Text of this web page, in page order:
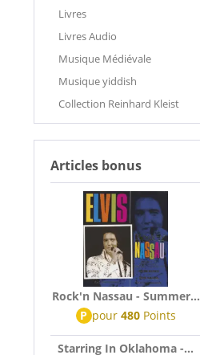
Livres
Livres Audio
Musique Médiévale
Musique yiddish
Collection Reinhard Kleist
Articles bonus
Rock'n Nassau - Summer...
P pour 480Points
Starring In Oklahoma -...